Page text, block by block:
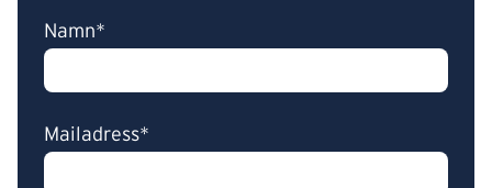
Namn*
Mailadress*